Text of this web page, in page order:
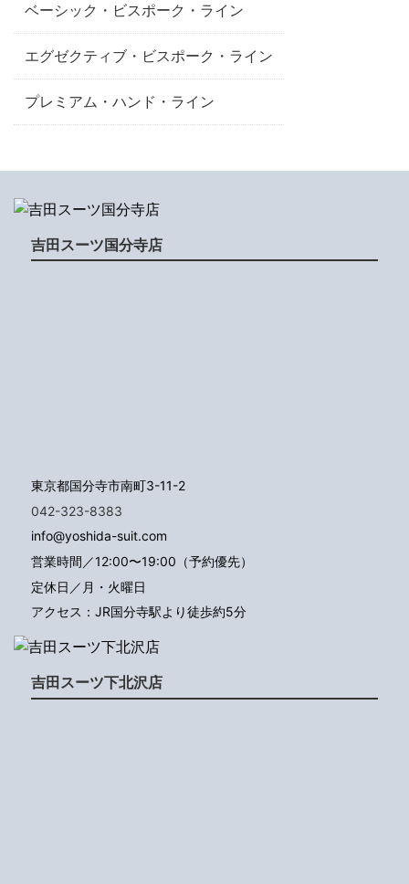
ベーシック・ビスポーク・ライン
エグゼクティブ・ビスポーク・ライン
プレミアム・ハンド・ライン
吉田スーツ国分寺店
東京都国分寺市南町3-11-2
042-323-8383
info@yoshida-suit.com
営業時間／12:00〜19:00（予約優先）
定休日／月・火曜日
アクセス：JR国分寺駅より徒歩約5分
吉田スーツ下北沢店